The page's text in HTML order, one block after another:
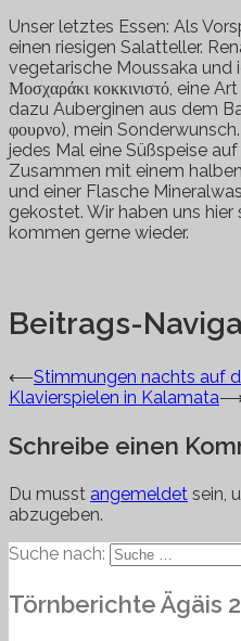
Unser letztes Essen: Als
einen riesigen Salatteller.
vegetarische Moussaka und
Μοσχαράκι κοκκινιστό, eine
dazu Auberginen aus dem
φουρνο), mein
jedes Mal eine Süßspeise
Zusammen mit einem
und einer Flasche
gekostet. Wir haben uns
kommen gerne wieder.
Beitrags-
⟵Stimmungen nachts auf
Klavierspielen in Kalamata
Schreibe einen
Du musst angemeldet sein,
abzugeben.
Suche nach:
Törnberichte Ägäis